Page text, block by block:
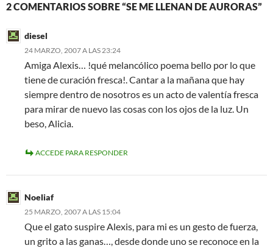
2 COMENTARIOS SOBRE “SE ME LLENAN DE AURORAS”
diesel
24 MARZO, 2007 A LAS 23:24
Amiga Alexis… !qué melancólico poema bello por lo que
tiene de curación fresca!. Cantar a la mañana que hay
siempre dentro de nosotros es un acto de valentía fresca
para mirar de nuevo las cosas con los ojos de la luz. Un
beso, Alicia.
ACCEDE PARA RESPONDER
Noeliaf
25 MARZO, 2007 A LAS 15:04
Que el gato suspire Alexis, para mi es un gesto de fuerza,
un grito a las ganas…, desde donde uno se reconoce en la